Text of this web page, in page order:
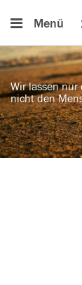
Menü
Wir lassen nur
nicht den